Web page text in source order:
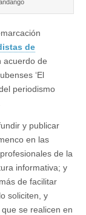
de
acuerdo de
‘El
periodismo
y publicar
en las
de la
informativa; y
de facilitar
soliciten, y
se realicen en